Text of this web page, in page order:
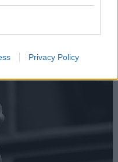
Privacy Policy
arbitralnie znosić